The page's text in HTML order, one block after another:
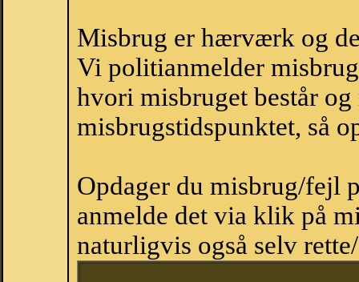
Misbrug er hærværk og
Vi politianmelder
hvori misbruget består
misbrugstidspunktet, så
Opdager du misbrug/fejl
anmelde det via klik på
naturligvis også selv